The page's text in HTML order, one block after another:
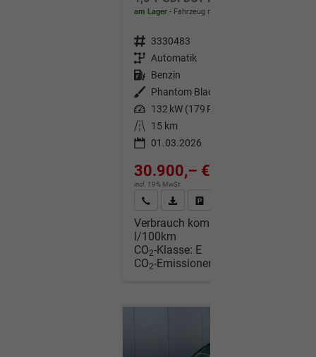
am Lager Fahrzeug mit Tageszulassung
Fahrzeugnr. 3330483
Getriebe Automatik
Kraftstoff Benzin
Außenfarbe
Phantom Black
Leistung 132 kW (179 PS)
Kilometerstand
15 km
01.03.2026
30.900,– €
incl. 19% MwSt.
Wir rufen Sie anFahrzeugexposé (PDF)
Verbrauch kombiniert:
l/100km
CO2-Klasse: E
CO2-Emissionen: